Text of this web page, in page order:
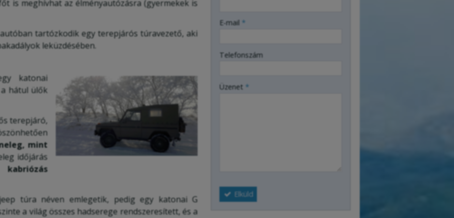
is meghívhat az élményautózásra (gyermekek is
tartózkodik egy terepjárós túravezető, aki
leküzdésében.
katonai
hátul ülők
terepjáró,
mint
időjárás
kabriózás
túra néven emlegetik, pedig egy katonai G
a világ összes hadserege rendszeresített, és a
E-mail *
Telefonszám
Üzenet *
Elküld